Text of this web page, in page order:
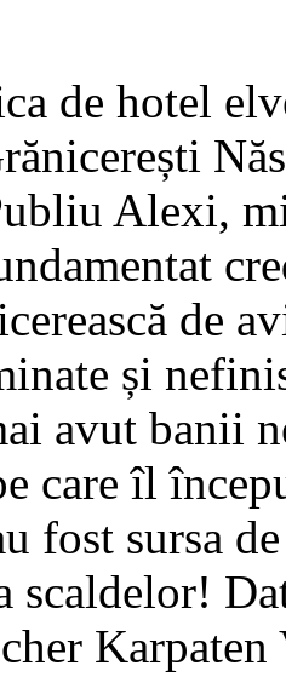
de hotel
Alexi,
de
și
avut banii
care îl
fost sursa
scaldelor!